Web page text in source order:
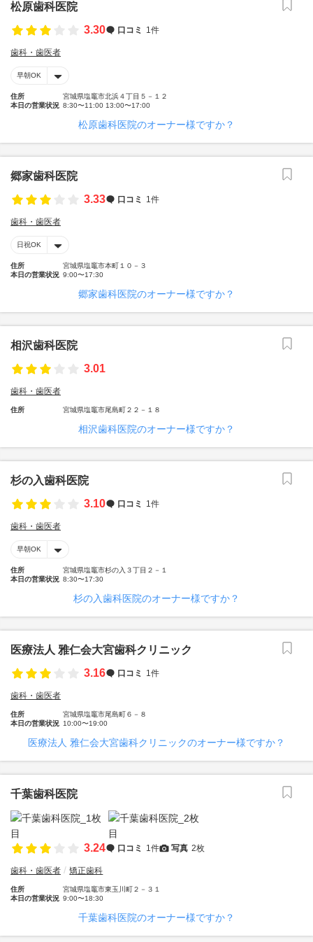
松原歯科医院
3.30
口コミ 1件
歯科・歯医者
早朝OK
住所
宮城県塩竈市北浜４丁目５－１２
本日の営業状況 8:30〜11:00 13:00〜17:00
松原歯科医院のオーナー様ですか？
郷家歯科医院
3.33
口コミ 1件
歯科・歯医者
日祝OK
住所
宮城県塩竈市本町１０－３
本日の営業状況 9:00〜17:30
郷家歯科医院のオーナー様ですか？
相沢歯科医院
3.01
歯科・歯医者
住所 宮城県塩竈市尾島町２２－１８
相沢歯科医院のオーナー様ですか？
杉の入歯科医院
3.10
口コミ 1件
歯科・歯医者
早朝OK
住所
宮城県塩竈市杉の入３丁目２－１
本日の営業状況 8:30〜17:30
杉の入歯科医院のオーナー様ですか？
医療法人 雅仁会大宮歯科クリニック
3.16
口コミ 1件
歯科・歯医者
住所
宮城県塩竈市尾島町６－８
本日の営業状況 10:00〜19:00
医療法人 雅仁会大宮歯科クリニックのオーナー様ですか？
千葉歯科医院
3.24 口コミ 1件 写真 2枚
歯科・歯医者 矯正歯科
住所
宮城県塩竈市東玉川町２－３１
本日の営業状況 9:00〜18:30
千葉歯科医院のオーナー様ですか？